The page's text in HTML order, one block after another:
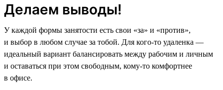
Делаем выводы!
У каждой формы занятости есть свои «за» и «против»,
и выбор в любом случае за тобой. Для кого-то удаленка —
идеальный вариант балансировать между рабочим и личным
и оставаться при этом свободным, кому-то комфортнее
в офисе.